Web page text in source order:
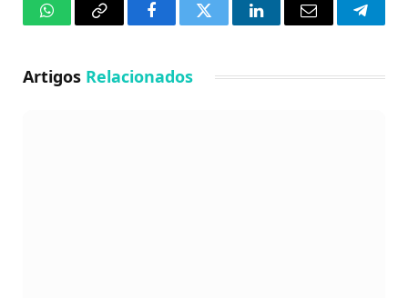
WhatsAppCopy
FacebookTwitter LinkedInEmail
Artigos Relacionados